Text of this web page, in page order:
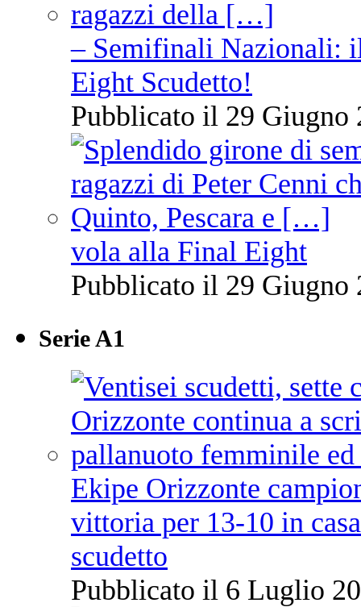
– Semifinali Nazionali:
Eight Scudetto!
Pubblicato il 29 Giugno
vola alla Final Eight
Pubblicato il 29 Giugno
Serie A1
Ekipe Orizzonte
vittoria per 13-10 in
scudetto
Pubblicato il 6 Luglio